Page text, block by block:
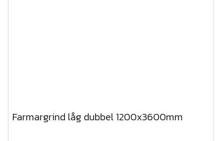
Farmargrind låg dubbel 1200x3600mm